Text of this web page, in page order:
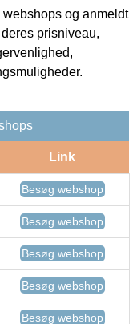
og anmeldt
prisniveau,
Link
Besøg webshop
Besøg webshop
Besøg webshop
Besøg webshop
Besøg webshop